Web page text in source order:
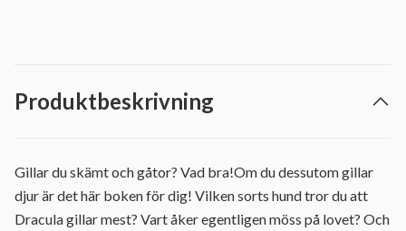
Produktbeskrivning
Gillar du skämt och gåtor? Vad bra!Om du dessutom gillar
djur är det här boken för dig! Vilken sorts hund tror du att
Dracula gillar mest? Vart åker egentligen möss på lovet? Och